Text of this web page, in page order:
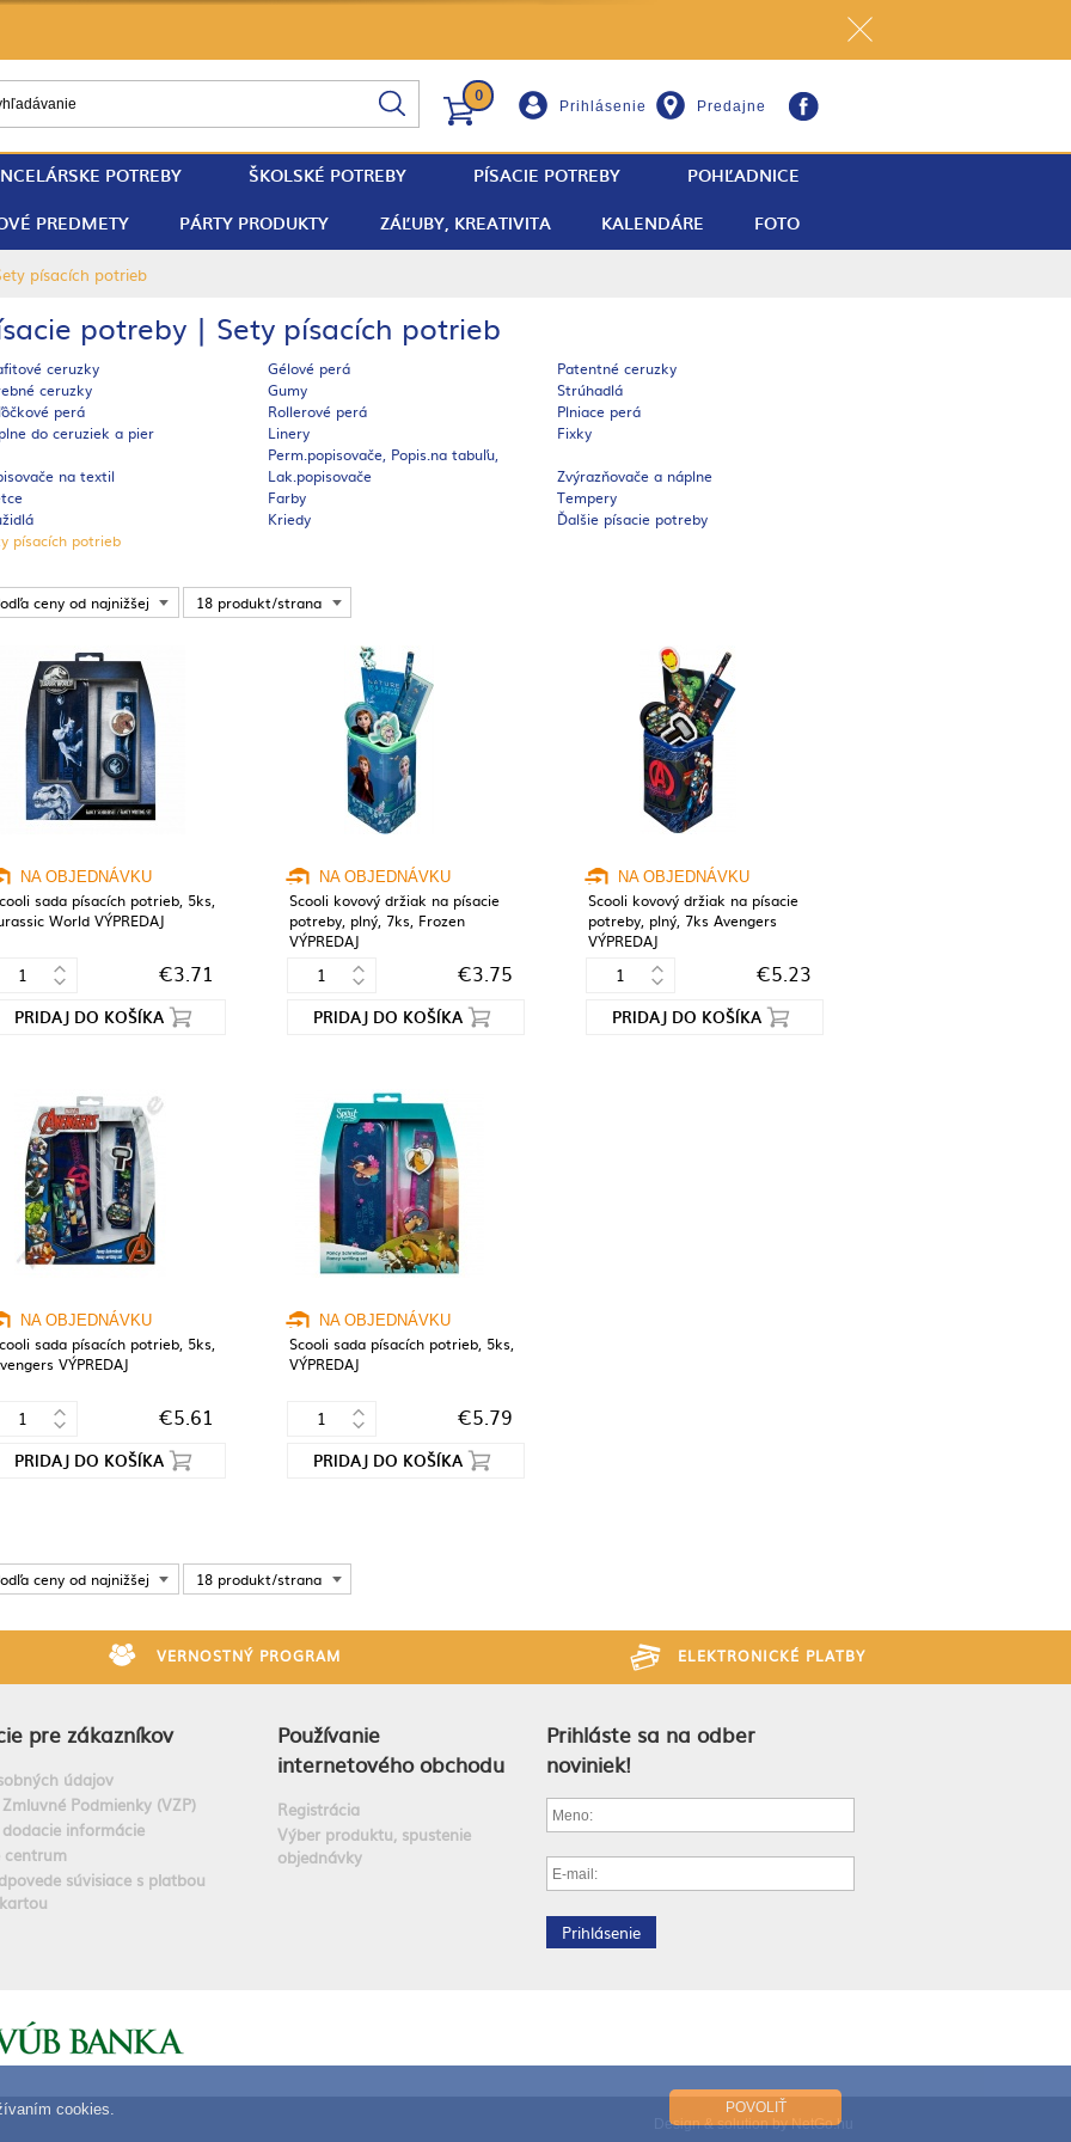
0
Prihlásenie Predajne
POTREBY ŠKOLSKÉ POTREBY PÍSACIE POTREBY
POHĽADNICE
PREDMETY PÁRTY PRODUKTY ZÁĽUBY, KREATIVITA KALENDÁRE FOTO
písacích potrieb
potreby | Sety písacích potrieb
ceruzky Gélové perá
Patentné ceruzky
ceruzky
Gumy
Strúhadlá
perá
Rollerové perá
Plniace perá
do ceruziek a pier
Linery
Fixky
na textil
Perm.popisovače, Popis.na tabuľu,
Lak.popisovače
Zvýrazňovače a náplne
Farby
Tempery
Kriedy
Ďalšie písacie potreby
písacích potrieb
ceny od najnižšej 18 produkt/strana
NA OBJEDNÁVKU
sada písacích potrieb, 5ks,
World VÝPREDAJ
€3.71
PRIDAJ DO KOŠÍKA
NA OBJEDNÁVKU
Scooli kovový držiak na písacie
potreby, plný, 7ks, Frozen
VÝPREDAJ
€3.75
PRIDAJ DO KOŠÍKA
NA OBJEDNÁVKU
Scooli kovový držiak na písacie
potreby, plný, 7ks Avengers
VÝPREDAJ
€5.23
PRIDAJ DO KOŠÍKA
NA OBJEDNÁVKU
sada písacích potrieb, 5ks,
VÝPREDAJ
€5.61
PRIDAJ DO KOŠÍKA
NA OBJEDNÁVKU
Scooli sada písacích potrieb, 5ks,
VÝPREDAJ
€5.79
PRIDAJ DO KOŠÍKA
ceny od najnižšej 18 produkt/strana
VERNOSTNÝ PROGRAM ELEKTRONICKÉ PLATBY
pre zákazníkov
údajov
Podmienky (VZP)
informácie
centrum
súvisiace s platbou
Používanie
internetového obchodu
Registrácia
Výber produktu, spustenie
objednávky
Prihláste sa na odber
noviniek!
Design & solution by NetGo.hu
cookies. POVOLIŤ